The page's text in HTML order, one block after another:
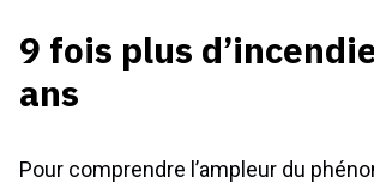
9 fois plus
ans
Pour comprendre l’ampleur du